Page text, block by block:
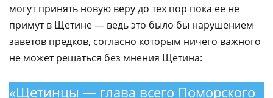
могут принять новую веру до тех пор пока ее не
примут в Щетине — ведь это было бы нарушением
заветов предков, согласно которым ничего важного
не может решаться без мнения Щетина:
«Щетинцы — глава всего Поморского